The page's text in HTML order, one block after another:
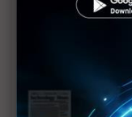
新的逆襲之路？
未蒙其利先受其